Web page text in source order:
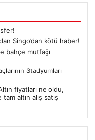
Singo’dan kötü haber!
bahçe mutfağı
Stadyumları
fiyatları ne oldu,
altın alış satış